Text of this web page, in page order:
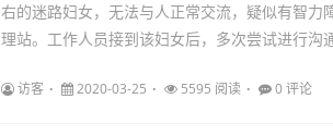
右的迷路妇女，无法与人正常交流，疑似有智力
理站。工作人员接到该妇女后，多次尝试进行沟
访客 2020-03-25 5595 阅读 0 评论